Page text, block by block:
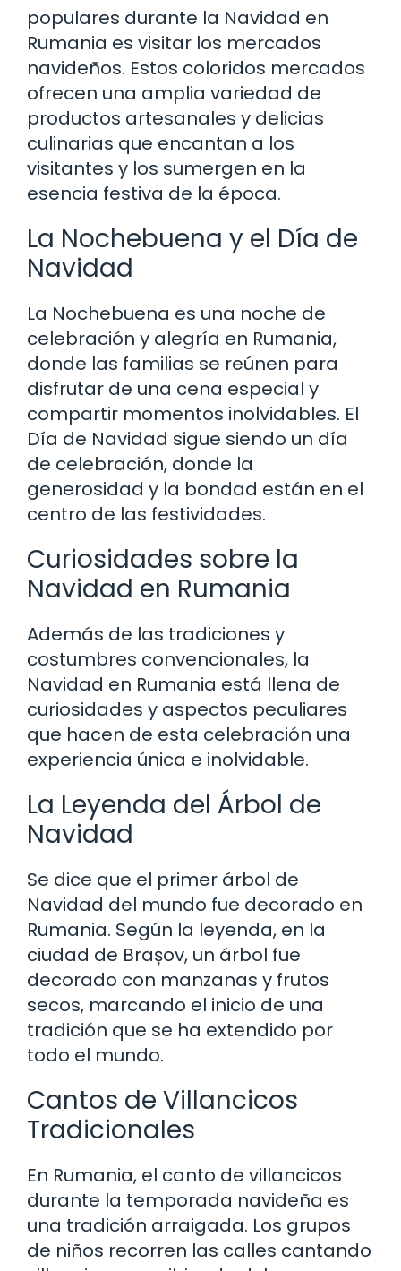
populares durante la Navidad en
Rumania es visitar los mercados
navideños. Estos coloridos mercados
ofrecen una amplia variedad de
productos artesanales y delicias
culinarias que encantan a los
visitantes y los sumergen en la
esencia festiva de la época.
La Nochebuena y el Día de
Navidad
La Nochebuena es una noche de
celebración y alegría en Rumania,
donde las familias se reúnen para
disfrutar de una cena especial y
compartir momentos inolvidables. El
Día de Navidad sigue siendo un día
de celebración, donde la
generosidad y la bondad están en el
centro de las festividades.
Curiosidades sobre la
Navidad en Rumania
Además de las tradiciones y
costumbres convencionales, la
Navidad en Rumania está llena de
curiosidades y aspectos peculiares
que hacen de esta celebración una
experiencia única e inolvidable.
La Leyenda del Árbol de
Navidad
Se dice que el primer árbol de
Navidad del mundo fue decorado en
Rumania. Según la leyenda, en la
ciudad de Brașov, un árbol fue
decorado con manzanas y frutos
secos, marcando el inicio de una
tradición que se ha extendido por
todo el mundo.
Cantos de Villancicos
Tradicionales
En Rumania, el canto de villancicos
durante la temporada navideña es
una tradición arraigada. Los grupos
de niños recorren las calles cantando